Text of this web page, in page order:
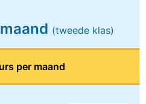
(tweede klas)
per maand